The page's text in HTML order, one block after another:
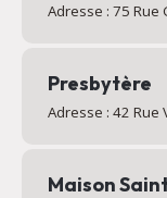
Adresse : 75 Rue
Presbytère
Adresse : 42 Rue
Maison